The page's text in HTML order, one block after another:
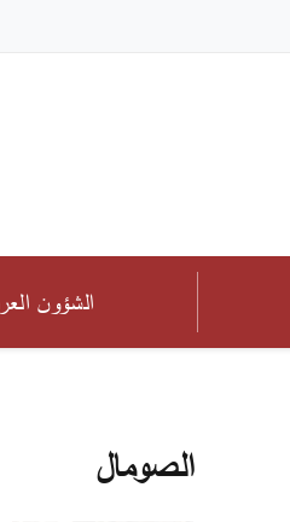
الشؤون
الصومال